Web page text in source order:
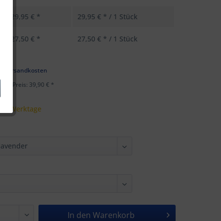
29,95 € * 29,95 € * / 1 Stück
27,50 € * 27,50 € * / 1 Stück
Versandkosten
Preis: 39,90 € *
5 Werktage
In den Warenkorb